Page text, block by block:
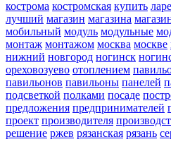
кострома костромская купить
лучший магазин магазина
мобильный модуль модульные
монтаж монтажом москва москве
нижний новгород ногинск
ореховозуево отоплением
павильонов павильоны панелей
подсветкой полками посаде
предложения предпринимателей
проект производителя
решение ржев рязанская рязань